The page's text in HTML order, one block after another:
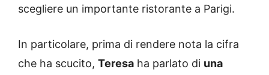
scegliere un importante ristorante a Parigi.
In particolare, prima di rendere nota la cifra
che ha scucito, Teresa ha parlato di una